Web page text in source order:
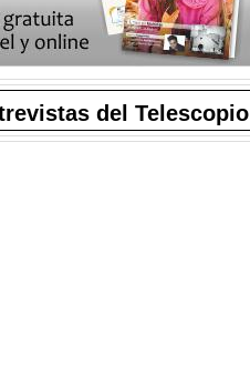
del Telescopio